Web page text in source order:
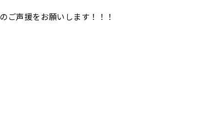
ご声援をお願いします！！！